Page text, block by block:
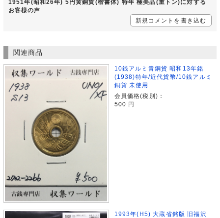
1951年(昭和26年) 5円黄銅貨(楷書体) 特年 極美品(重トン)に対する
お客様の声
新規コメントを書き込む
関連商品
10銭アルミ青銅貨 昭和13年銘
(1938)特年/近代貨幣/10銭アルミ
銅貨 未使用
会員価格(税別)：
500 円
1993年(H5) 大蔵省銘版 旧福沢